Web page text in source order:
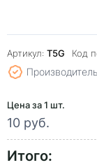
Артикул: T5G Код
Цена за 1 шт.
10 руб.
Итого: